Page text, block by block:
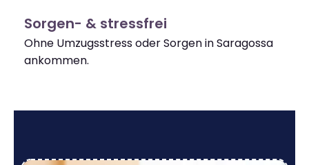
Sorgen- & stressfrei
Ohne Umzugsstress oder Sorgen in Saragossa
ankommen.